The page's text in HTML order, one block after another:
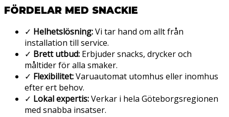
FÖRDELAR MED SNACKIE
✓ Helhetslösning:Vi tar hand om allt från
installation till service.
✓ Brett utbud: Erbjuder snacks, drycker och
måltider för alla smaker.
✓ Flexibilitet:Varuautomat utomhus eller inomhus
efter ert behov.
✓ Lokal expertis:Verkar i hela Göteborgsregionen
med snabba insatser.